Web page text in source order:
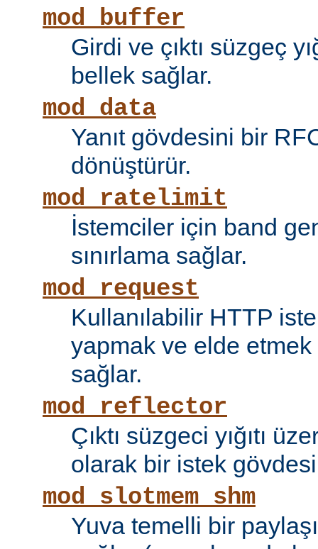
mod_buffer
Girdi ve çıktı süzgeç
bellek sağlar.
mod_data
Yanıt gövdesini bir
dönüştürür.
mod_ratelimit
İstemciler için band
sınırlama sağlar.
mod_request
Kullanılabilir HTTP
yapmak ve elde
sağlar.
mod_reflector
Çıktı süzgeci yığıtı
olarak bir istek
mod_slotmem_shm
Yuva temelli bir